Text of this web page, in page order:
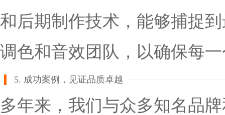
和后期制作技术，能够捕捉
调色和音效团队，以确保每
5. 成功案例，见证品质卓越
多年来，我们与众多知名品